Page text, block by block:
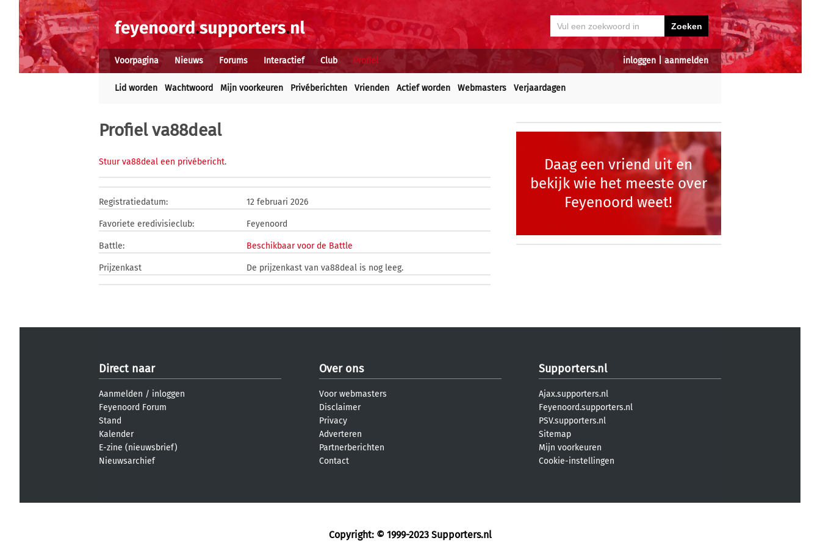
inloggen aanmelden
Voorpagina Nieuws Forums Interactief Club Profiel
Lid worden Wachtwoord Mijn voorkeuren Privéberichten Vrienden Actief worden Webmasters Verjaardagen
Profiel va88deal
Stuur va88deal een privébericht.
Registratiedatum: 12 februari 2026
Favoriete eredivisieclub: Feyenoord
Battle: Beschikbaar voor de Battle
Prijzenkast De prijzenkast van va88deal is nog leeg.
Daag een vriend uit en
bekijk wie het meeste over
Feyenoord weet!
Direct naar
Aanmelden / inloggen
Feyenoord Forum
Stand
Kalender
E-zine (nieuwsbrief)
Nieuwsarchief
Over ons
Voor webmasters
Disclaimer
Privacy
Adverteren
Partnerberichten
Contact
Supporters.nl
Ajax.supporters.nl
Feyenoord.supporters.nl
PSV.supporters.nl
Sitemap
Mijn voorkeuren
Cookie-instellingen
Copyright: © 1999-2023 Supporters.nl